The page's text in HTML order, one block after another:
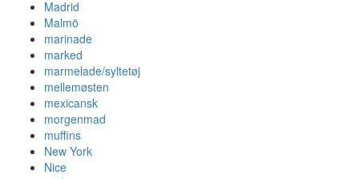
Madrid
Malmö
marinade
marked
marmelade/syltetøj
mellemøsten
mexicansk
morgenmad
muffins
New York
Nice